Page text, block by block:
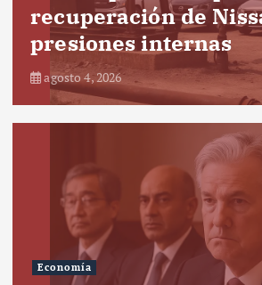
recuperación de
presiones internas
agosto 4, 2026
Economía